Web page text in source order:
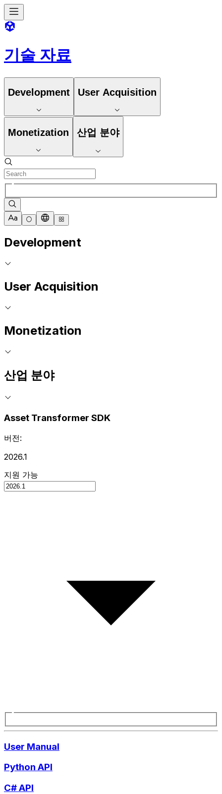
기술 자료
Development User Acquisition
Monetization 산업 분야
Development
User Acquisition
Monetization
산업 분야
Asset Transformer SDK
버전:
2026.1
지원 가능
User Manual
Python API
C# API